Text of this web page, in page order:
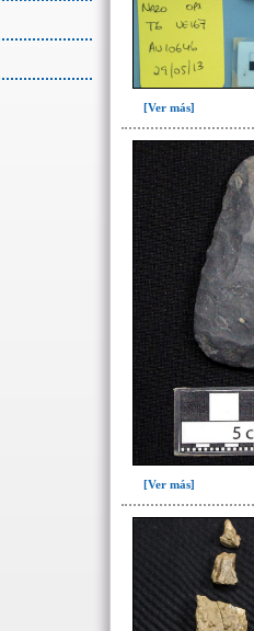
[Ver más]
[Ver más]